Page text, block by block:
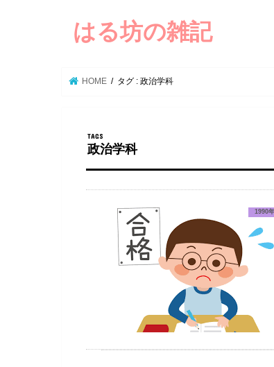
はる坊の雑記
HOME タグ : 政治学科
政治学科
1990